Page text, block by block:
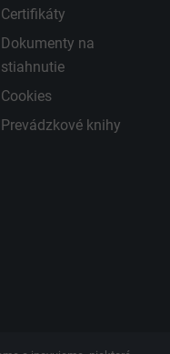
Certifikáty
Dokumenty na
stiahnutie
Cookies
Prevádzkové knihy